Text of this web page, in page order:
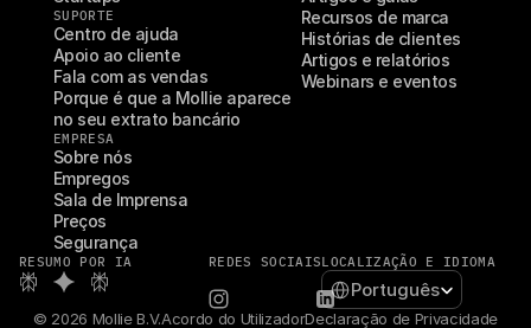
SUPORTE
Centro de ajuda
Apoio ao cliente
Fala com as vendas
Porque é que a Mollie aparece
no seu extrato bancário
EMPRESA
Sobre nós
Empregos
Sala de Imprensa
Preços
Segurança
Recursos de marca
Histórias de clientes
Artigos e relatórios
Webinars e eventos
RESUMO POR IA REDES SOCIAISLOCALIZAÇÃO E IDIOMA
Select Language
Português
© 2026 Mollie B.V.Acordo do UtilizadorDeclaração de Privacidade